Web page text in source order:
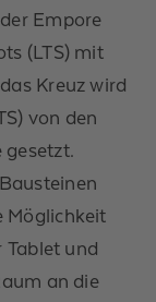
Empore
(LTS) mit
Kreuz wird
von den
gesetzt.
Möglichkeit
Tablet und
an die